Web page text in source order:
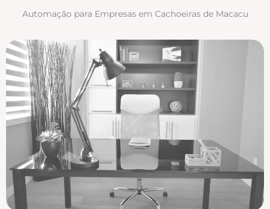
Automação para Empresas em Cachoeiras de Macacu